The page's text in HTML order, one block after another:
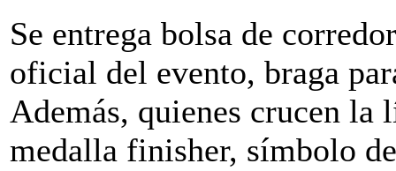
Se entrega bolsa de
oficial del evento, braga
Además, quienes crucen la
medalla finisher, símbolo